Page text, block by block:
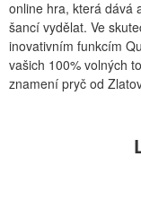
online hra, která dává
šancí vydělat. Ve
inovativním funkcím
vašich 100% volných
znamení pryč od